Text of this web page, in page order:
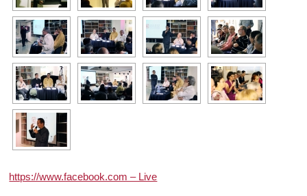
https://www.facebook.com – Live